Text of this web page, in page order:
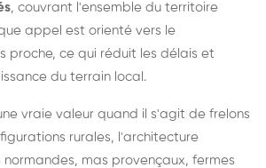
, couvrant l'ensemble du territoire
appel est orienté vers le
proche, ce qui réduit les délais et
du terrain local.
vraie valeur quand il s'agit de frelons
rurales, l'architecture
normandes, mas provençaux, fermes